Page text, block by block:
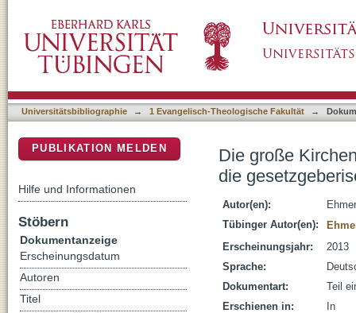
Tätigkeit Herzog Christophs von
Universitätsbibliographie → 1 Evangelisch-Theologische Fakultät →
Die große
die
Autor(en):
Tübinger Autor(en):
Erscheinungsjahr:
2013
Sprache:
Dokumentart:
Teil
Erschienen in:
In
PUBLIKATION MELDEN
Hilfe und Informationen
Stöbern
Dokumentanzeige
Erscheinungsdatum
Autoren
Titel